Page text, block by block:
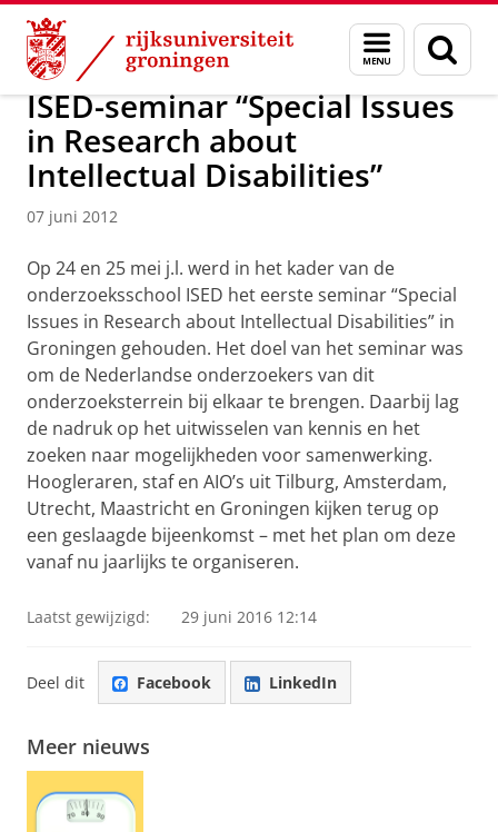
Skip
Content
Skip
Navigation
Menu
en
zoeken
Over ons Actueel Nieuws Nieuwsberichten
ISED-seminar “Special Issues
in Research about
Intellectual Disabilities”
07 juni 2012
Op 24 en 25 mei j.l. werd in het kader van de
onderzoeksschool ISED het eerste seminar “Special
Issues in Research about Intellectual Disabilities” in
Groningen gehouden. Het doel van het seminar was
om de Nederlandse onderzoekers van dit
onderzoeksterrein bij elkaar te brengen. Daarbij lag
de nadruk op het uitwisselen van kennis en het
zoeken naar mogelijkheden voor samenwerking.
Hoogleraren, staf en AIO’s uit Tilburg, Amsterdam,
Utrecht, Maastricht en Groningen kijken terug op
een geslaagde bijeenkomst – met het plan om deze
vanaf nu jaarlijks te organiseren.
Laatst gewijzigd: 29 juni 2016 12:14
Deel dit Facebook LinkedIn
Meer nieuws